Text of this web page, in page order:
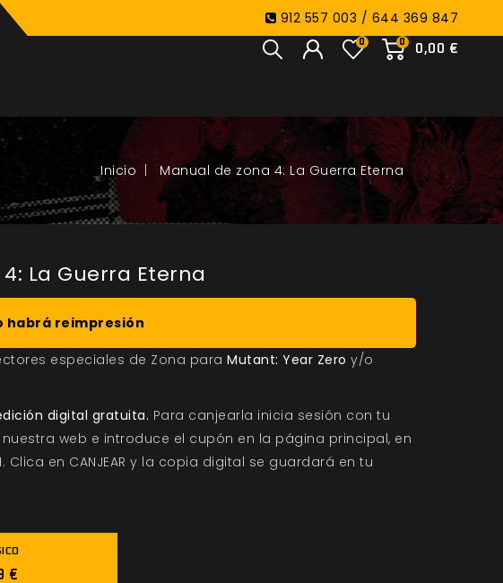
912 557 003 / 644 369 847
0
0,00 €
0
Manual de zona 4: La Guerra Eterna
La Guerra Eterna
habrá reimpresión
especiales de Zona paraMutant: Year Zero y/o
digital gratuita. Para canjearla inicia sesión con tu
web e introduce el cupón en la página principal, en
Clica en CANJEAR y la copia digital se guardará en tu
€